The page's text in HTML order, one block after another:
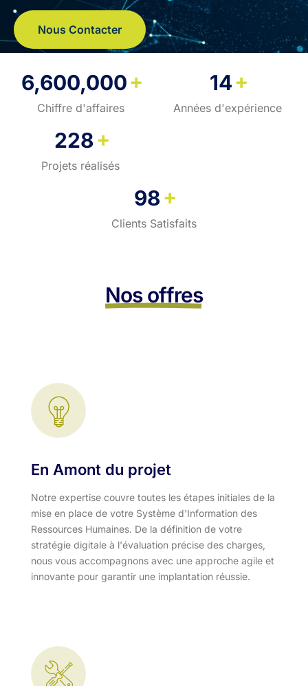
Nous Contacter
6,600,000+
Chiffre d'affaires
14+
Années d'expérience
228+
Projets réalisés
98+
Clients Satisfaits
Nos offres
En Amont du projet
Notre expertise couvre toutes les étapes initiales de la
mise en place de votre Système d'Information des
Ressources Humaines. De la définition de votre
stratégie digitale à l'évaluation précise des charges,
nous vous accompagnons avec une approche agile et
innovante pour garantir une implantation réussie.